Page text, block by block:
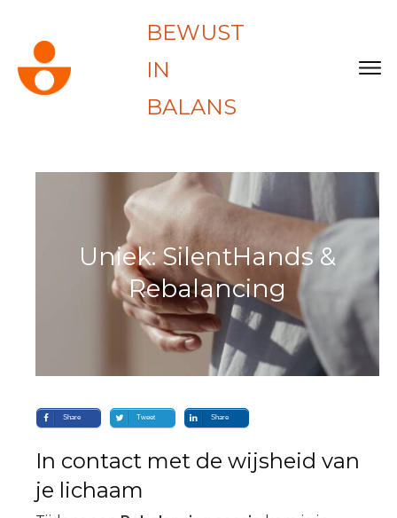
BEWUST
IN
BALANS
Uniek: SilentHands &
Rebalancing
Share Tweet Share
In contact met de wijsheid van
je lichaam